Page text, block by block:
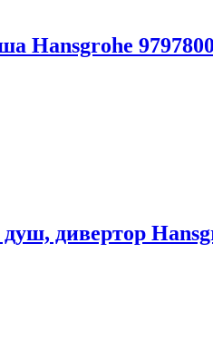
Hansgrohe
дивертор